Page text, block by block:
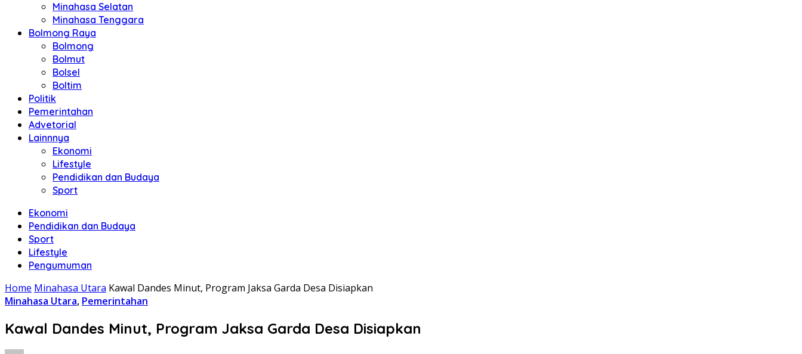
Minahasa Selatan
Minahasa Tenggara
Bolmong Raya
Bolmong
Bolmut
Bolsel
Boltim
Politik
Pemerintahan
Advetorial
Lainnnya
Ekonomi
Lifestyle
Pendidikan dan Budaya
Sport
Ekonomi
Pendidikan dan Budaya
Sport
Lifestyle
Pengumuman
Home Minahasa Utara Kawal Dandes Minut, Program Jaksa Garda Desa Disiapkan
Minahasa Utara, Pemerintahan
Kawal Dandes Minut, Program Jaksa Garda Desa Disiapkan